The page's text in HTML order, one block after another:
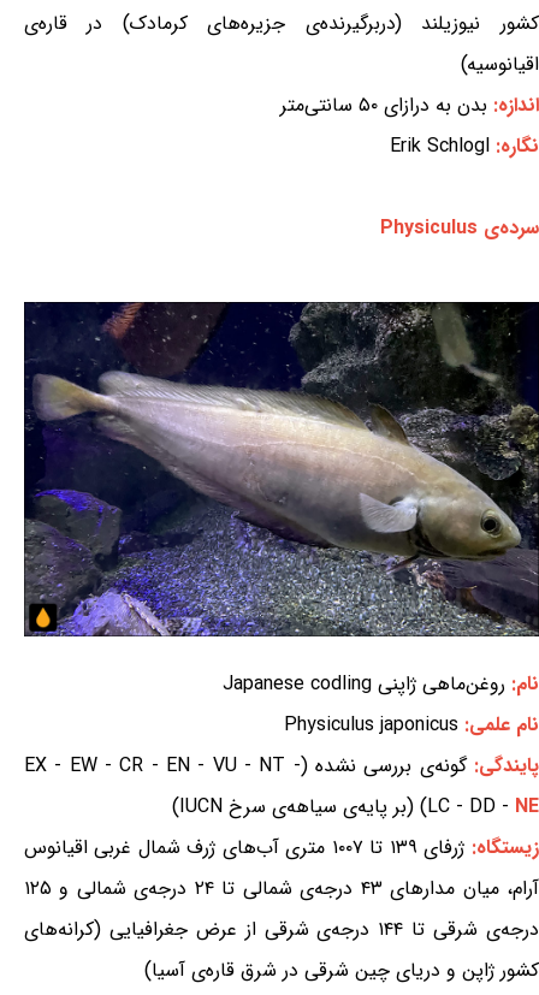
کشور نیوزیلند (دربرگیرنده‌ی جزیره‌های کرمادک) در قاره‌ی
اقیانوسیه)
اندازه: بدن به درازای ۵۰ سانتی‌متر
نگاره: Erik Schlogl
سرده‌ی Physiculus
نام: روغن‌ماهی ژاپنی Japanese codling
نام علمی: Physiculus japonicus
پایندگی:
گونه‌ی بررسی نشده (EX - EW - CR - EN - VU - NT -
LC - DD - NE
) (بر پایه‌ی سیاهه‌ی سرخ IUCN)
زیستگاه:
ژرفای ۱۳۹ تا ۱۰۰۷ متری آب‌های ژرف شمال غربی اقیانوس
آرام، میان مدارهای ۴۳ درجه‌ی شمالی تا ۲۴ درجه‌ی شمالی و ۱۲۵
درجه‌ی شرقی تا ۱۴۴ درجه‌ی شرقی از عرض جغرافیایی (کرانه‌های
کشور ژاپن و دریای چین شرقی در شرق قاره‌ی آسیا)